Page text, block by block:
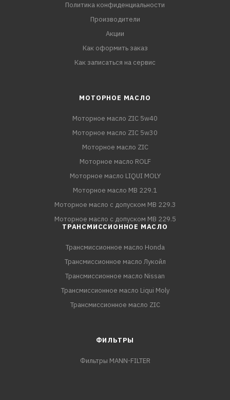
Политика конфиденциальности
Производители
Акции
Как оформить заказ
Как записаться на сервис
МОТОРНОЕ МАСЛО
Моторное масло ZIC 5w40
Моторное масло ZIC 5w30
Моторное масло ZIC
Моторное масло ROLF
Моторное масло LIQUI MOLY
Моторное масло MB 229.1
Моторное масло с допуском MB 229.3
Моторное масло с допуском MB 229.5
ТРАНСМИССИОННОЕ МАСЛО
Трансмиссионное масло Honda
Трансмиссионное масло Лукойл
Трансмиссионное масло Nissan
Трансмиссионное масло Liqui Moly
Трансмиссионное масло ZIC
ФИЛЬТРЫ
Фильтры MANN-FILTER